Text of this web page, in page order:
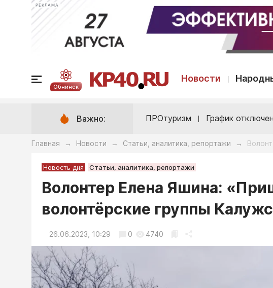
РЕКЛАМА
Обнинск
Новости
Важно: ПРОтуризм График
Главная → Новости → Статьи, аналитика, репортажи →
Новость дня Статьи, аналитика, репортажи
Волонтер Елена Яшина:
волонтёрские группы
26.06.2023, 10:29 0 4740